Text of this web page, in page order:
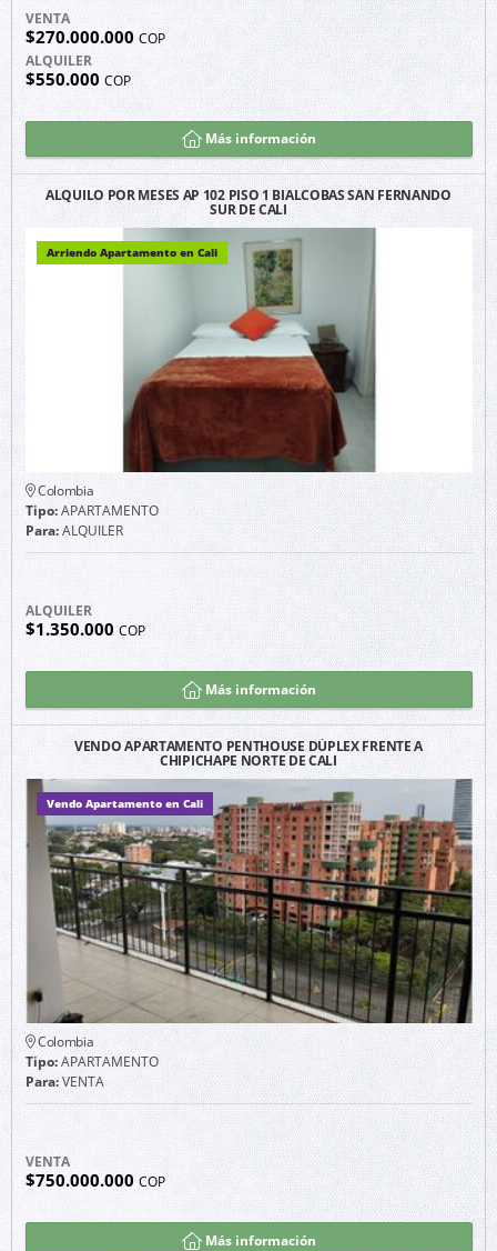
VENTA
$270.000.000 COP
ALQUILER
$550.000 COP
Más información
ALQUILO POR MESES AP 102 PISO 1 BIALCOBAS SAN FERNANDO
SUR DE CALI
Arriendo Apartamento en Cali
Colombia
Tipo:APARTAMENTO
Para:ALQUILER
ALQUILER
$1.350.000COP
Más información
VENDO APARTAMENTO PENTHOUSE DÚPLEX FRENTE A
CHIPICHAPE NORTE DE CALI
Vendo Apartamento en Cali
Colombia
Tipo:APARTAMENTO
Para:VENTA
VENTA
$750.000.000COP
Más información